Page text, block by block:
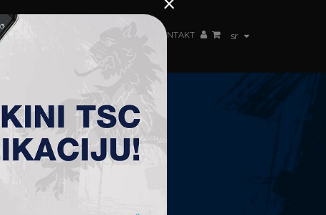
sr
ŽENSKI TIM KONTAKT
KONTAKT
Fudbalski Klub „TSC”
Plitvička 1.
24300 Bačka Topola